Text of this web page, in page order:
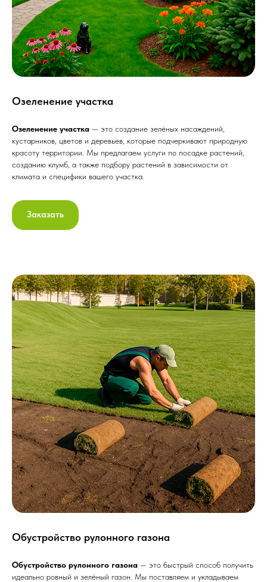
Озеленение участка
Озеленение участка — это создание зелёных насаждений,
кустарников, цветов и деревьев, которые подчеркивают природную
красоту территории. Мы предлагаем услуги по посадке растений,
созданию клумб, а также подбору растений в зависимости от
климата и специфики вашего участка.
Заказать
Обустройство рулонного газона
Обустройство рулонного газона — это быстрый способ получить
идеально ровный и зелёный газон. Мы поставляем и укладываем